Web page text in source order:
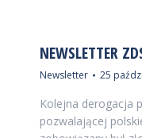
NEWSLETTER
Newsletter 25
Kolejna derogacja
pozwalającej